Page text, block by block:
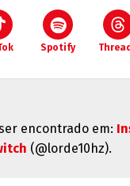
Spotify
encontrado em:
(@lorde10hz).